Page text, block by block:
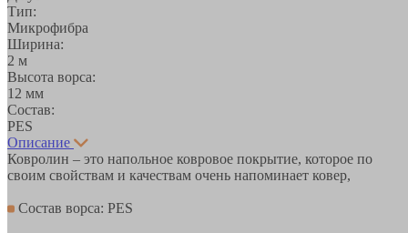
Тип:
Микрофибра
Ширина:
2 м
Высота ворса:
12 мм
Состав:
PES
Описание
Ковролин – это напольное ковровое покрытие, которое по
своим свойствам и качествам очень напоминает ковер,
Состав ворса: PES